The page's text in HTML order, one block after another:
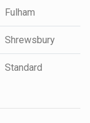
Fulham
Shrewsbury
Standard